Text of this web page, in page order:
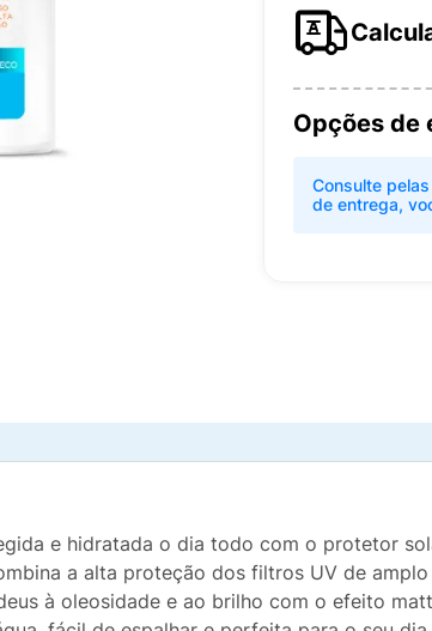
Opções de
Consulte
de entrega,
e hidratada o dia todo com o protetor
a alta proteção dos filtros UV de
à oleosidade e ao brilho com o efeito